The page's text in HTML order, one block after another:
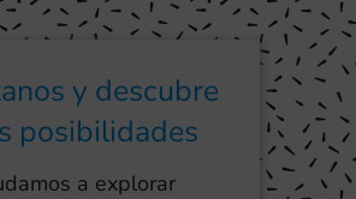
y descubre
posibilidades
a explorar